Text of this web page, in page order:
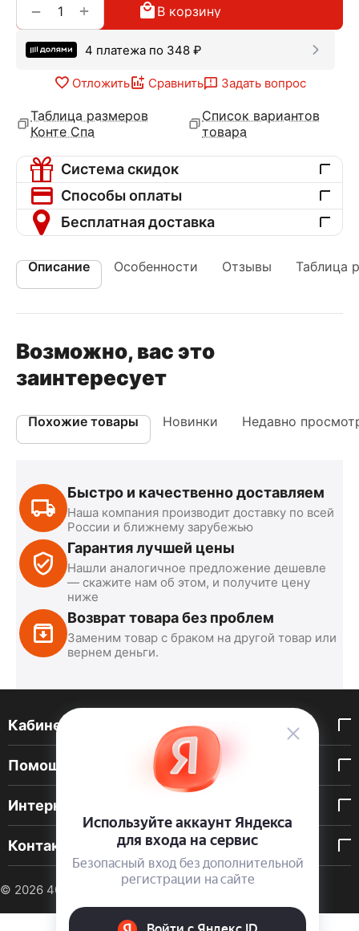
+
− В корзину
4 платежа по 348 ₽
Отложить Сравнить Задать вопрос
Таблица размеров
Конте Спа
Список вариантов
товара
Система скидок
Способы оплаты
Бесплатная доставка
Описание Особенности Отзывы Таблица
Возможно, вас это
заинтересует
Похожие товары Новинки Недавно
Быстро и качественно доставляем
Наша компания производит доставку по всей
России и ближнему зарубежью
Гарантия лучшей цены
Нашли аналогичное предложение дешевле
— скажите нам об этом, и получите цену
ниже
Возврат товара без проблем
Заменим товар с браком на другой товар или
вернем деньги.
Кабинет покупателя
Помощь покупателю
Интернет-магазин
Контакты
© 2026 40 DEN. Интернет-магазин